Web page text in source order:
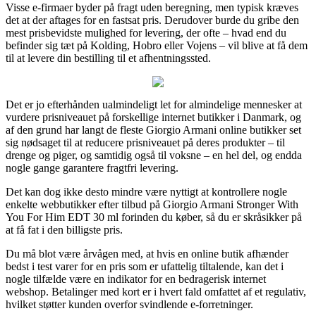
Visse e-firmaer byder på fragt uden beregning, men typisk kræves
det at der aftages for en fastsat pris. Derudover burde du gribe den
mest prisbevidste mulighed for levering, der ofte – hvad end du
befinder sig tæt på Kolding, Hobro eller Vojens – vil blive at få dem
til at levere din bestilling til et afhentningssted.
Det er jo efterhånden ualmindeligt let for almindelige mennesker at
vurdere prisniveauet på forskellige internet butikker i Danmark, og
af den grund har langt de fleste Giorgio Armani online butikker set
sig nødsaget til at reducere prisniveauet på deres produkter – til
drenge og piger, og samtidig også til voksne – en hel del, og endda
nogle gange garantere fragtfri levering.
Det kan dog ikke desto mindre være nyttigt at kontrollere nogle
enkelte webbutikker efter tilbud på Giorgio Armani Stronger With
You For Him EDT 30 ml forinden du køber, så du er skråsikker på
at få fat i den billigste pris.
Du må blot være årvågen med, at hvis en online butik afhænder
bedst i test varer for en pris som er ufattelig tiltalende, kan det i
nogle tilfælde være en indikator for en bedragerisk internet
webshop. Betalinger med kort er i hvert fald omfattet af et regulativ,
hvilket støtter kunden overfor svindlende e-forretninger.